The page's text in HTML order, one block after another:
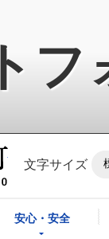
フ
八千代町公式ホ
文字サイズ
安心・安全